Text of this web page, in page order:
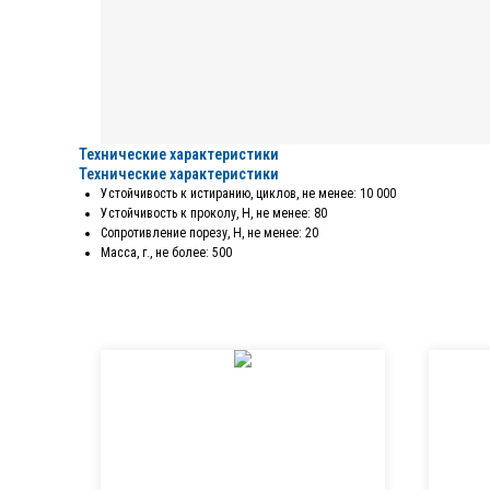
Технические характеристики
Технические характеристики
Устойчивость к истиранию, циклов, не менее: 10 000
Устойчивость к проколу, Н, не менее: 80
Сопротивление порезу, Н, не менее: 20
Масса, г., не более: 500